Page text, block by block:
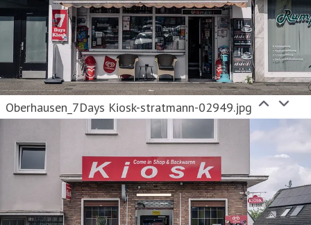
Oberhausen_7Days Kiosk-stratmann-02949.jpg